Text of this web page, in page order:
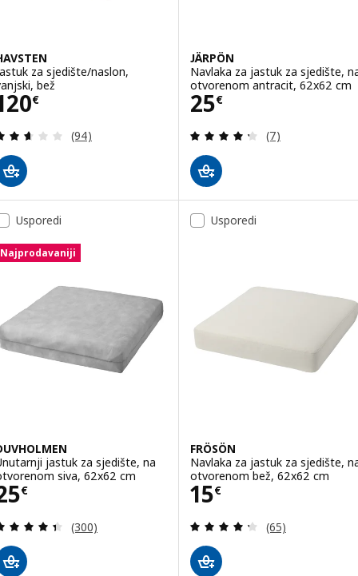
za sjedište/naslon,
bež
€ 120€
Revizija: 2.6 od 5 zvjezdica. Ukupno recenzija:
(94)
JÄRPÖN
Navlaka za jastuk za sjedište,
otvorenom antracit, 62x62 cm
25€
Cijena 25€
Revizija: 4.3
(7)
Usporedi
Najprodavaniji
jastuk za sjedište, na
siva, 62x62 cm
€ 25€
Revizija: 4.4 od 5 zvjezdica. Ukupno recenzija:
(300)
Usporedi
FRÖSÖN
Navlaka za jastuk za sjedište,
otvorenom bež, 62x62 cm
15€
Cijena 15€
Revizija: 4.3
(65)